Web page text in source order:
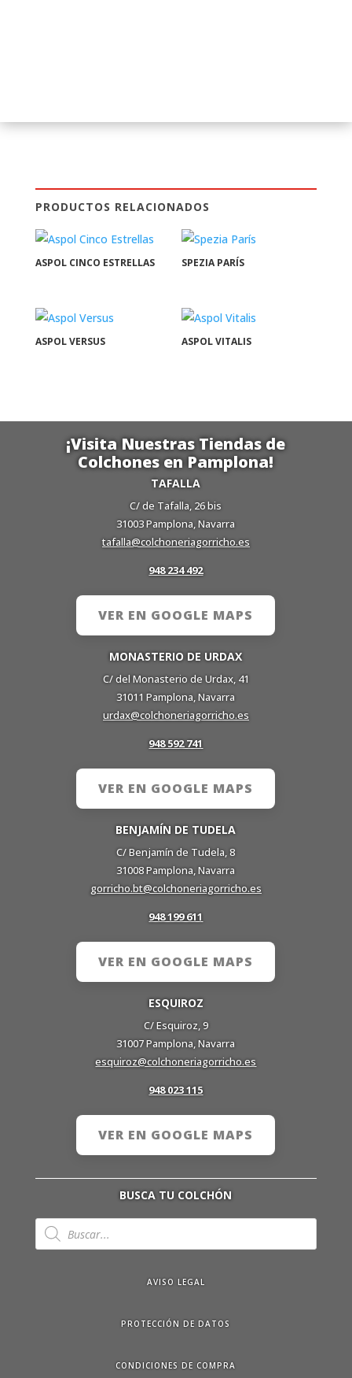
PRODUCTOS RELACIONADOS
ASPOL CINCO ESTRELLAS SPEZIA PARÍS
ASPOL VERSUS ASPOL VITALIS
¡Visita Nuestras Tiendas de
Colchones en Pamplona!
TAFALLA
C/ de Tafalla, 26 bis
31003 Pamplona, Navarra
tafalla@colchoneriagorricho.es
948 234 492
VER EN GOOGLE MAPS
MONASTERIO DE URDAX
C/ del Monasterio de Urdax, 41
31011 Pamplona, Navarra
urdax@colchoneriagorricho.es
948 592 741
VER EN GOOGLE MAPS
BENJAMÍN DE TUDELA
C/ Benjamín de Tudela, 8
31008 Pamplona, Navarra
gorricho.bt@colchoneriagorricho.es
948 199 611
VER EN GOOGLE MAPS
ESQUIROZ
C/ Esquiroz, 9
31007 Pamplona, Navarra
esquiroz@colchoneriagorricho.es
948 023 115
VER EN GOOGLE MAPS
BUSCA TU COLCHÓN
Búsqueda
de
productos
AVISO LEGAL
PROTECCIÓN DE DATOS
CONDICIONES DE COMPRA